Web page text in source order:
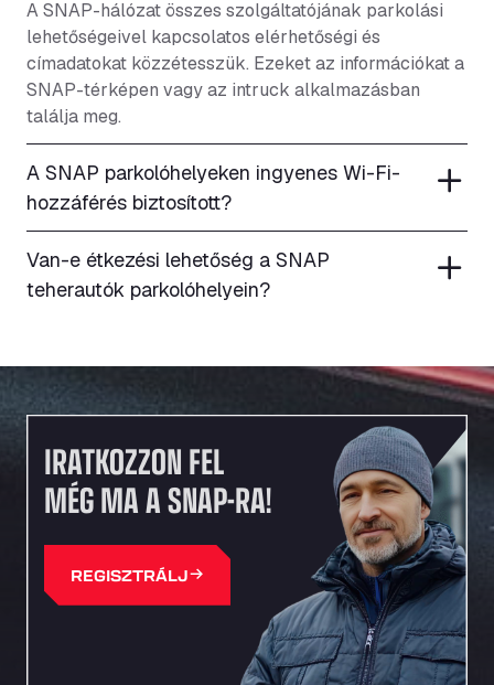
A SNAP-hálózat összes szolgáltatójának parkolási
lehetőségeivel kapcsolatos elérhetőségi és
címadatokat közzétesszük. Ezeket az információkat a
SNAP-térképen vagy az intruck alkalmazásban
találja meg.
A SNAP parkolóhelyeken ingyenes Wi-Fi-
hozzáférés biztosított?
Van-e étkezési lehetőség a SNAP
teherautók parkolóhelyein?
IRATKOZZON FEL
MÉG MA A SNAP-RA!
REGISZTRÁLJ